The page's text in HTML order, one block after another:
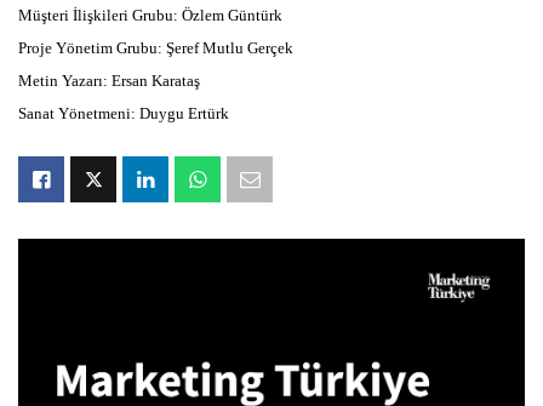
Müşteri İlişkileri Grubu: Özlem Güntürk
Proje Yönetim Grubu: Şeref Mutlu Gerçek
Metin Yazarı: Ersan Karataş
Sanat Yönetmeni: Duygu Ertürk